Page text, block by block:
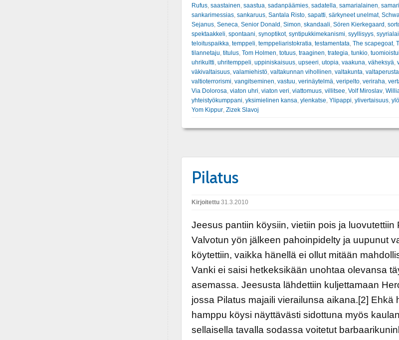
Rufus, saastainen saastua sadanpäämies, sadatella samarialainen
sankarimessias, sankaruus, Santala Risto, sapatti särkyneet unelmat,
Sejanus, Seneca Senior Donald Simon skandaali Sören Kierkegaard
spektaakkeli spontaani synoptikot, syntipukkimekanismi syyllisyys,
teloituspaikka temppeli temppeliaristokratia testamentata The scapegoat,
tilannetaju titulus, Tom Holmen totuus, traaginen trategia tunkio,
uhrikultti uhritemppeli uppiniskaisuus, upseeri utopia vaakuna väheksyä
väkivaltaisuus, valamiehistö, valtakunnan vihollinen valtakunta valtaperusta
valtioterrorismi vangitseminen vastuu verinäytelmä veripelto, veriraha
Via Dolorosa viaton uhri viaton veri viattomuus, villitsee Volf Miroslav,
yhteistyökumppani yksimielinen kansa ylenkatse Ylipappi ylivertaisuus,
Yom Kippur, Zizek Slavoj
Pilatus
Kirjoitettu31.3.2010
Jeesus pantiin köysiin, vietiin pois ja luovutettiin
Valvotun yön jälkeen pahoinpidelty ja uupunut
köytettiin, vaikka hänellä ei ollut mitään
Vanki ei saisi hetkeksikään unohtaa olevansa
asemassa. Jeesusta lähdettiin kuljettamaan
jossa Pilatus majaili vierailunsa aikana.[2] Ehkä
hamppu köysi näyttävästi sidottuna myös
sellaisella tavalla sodassa voitetut